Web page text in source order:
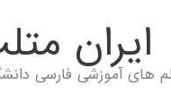
ايران
های آموزشی فارسی